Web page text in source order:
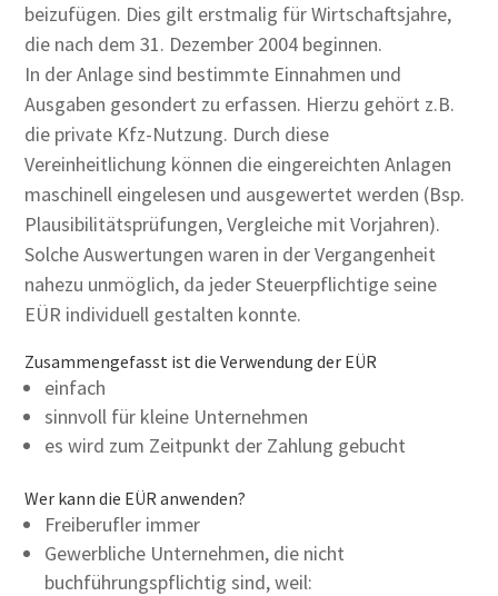
beizufügen. Dies gilt erstmalig für Wirtschaftsjahre,
die nach dem 31. Dezember 2004 beginnen.
In der Anlage sind bestimmte Einnahmen und
Ausgaben gesondert zu erfassen. Hierzu gehört z.B.
die private Kfz-Nutzung. Durch diese
Vereinheitlichung können die eingereichten Anlagen
maschinell eingelesen und ausgewertet werden (Bsp.
Plausibilitätsprüfungen, Vergleiche mit Vorjahren).
Solche Auswertungen waren in der Vergangenheit
nahezu unmöglich, da jeder Steuerpflichtige seine
EÜR individuell gestalten konnte.
Zusammengefasst ist die Verwendung der EÜR
einfach
sinnvoll für kleine Unternehmen
es wird zum Zeitpunkt der Zahlung gebucht
Wer kann die EÜR anwenden?
Freiberufler immer
Gewerbliche Unternehmen, die nicht
buchführungspflichtig sind, weil: